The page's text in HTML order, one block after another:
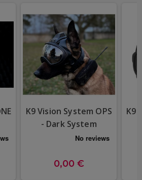
K9 Vision System OPS
- Dark System
0,00 €
K9